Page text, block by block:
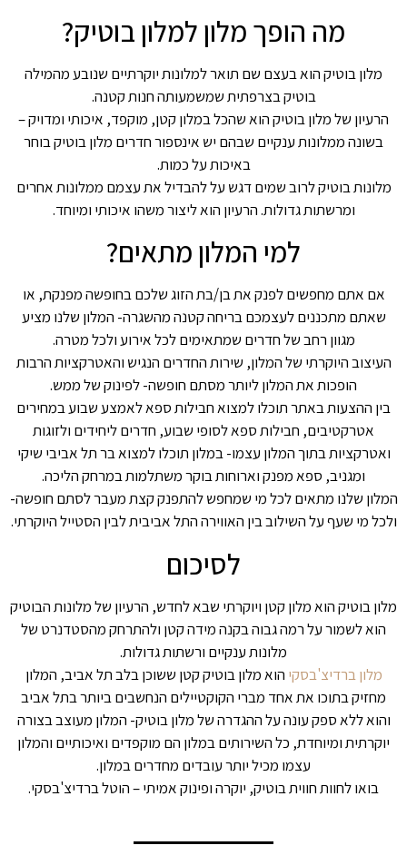
מה הופך מלון למלון בוטיק?
מלון בוטיק הוא בעצם שם תואר למלונות יוקרתיים שנובע מהמילה
בוטיק בצרפתית שמשמעותה חנות קטנה.
הרעיון של מלון בוטיק הוא שהכל במלון קטן, מוקפד, איכותי ומדויק –
בשונה ממלונות ענקיים שבהם יש אינספור חדרים מלון בוטיק בוחר
באיכות על כמות.
מלונות בוטיק לרוב שמים דגש על להבדיל את עצמם ממלונות אחרים
ומרשתות גדולות. הרעיון הוא ליצור משהו איכותי ומיוחד.
למי המלון מתאים?
אם אתם מחפשים לפנק את בן/בת הזוג שלכם בחופשה מפנקת, או
שאתם מתכננים לעצמכם בריחה קטנה מהשגרה- המלון שלנו מציע
מגוון רחב של חדרים שמתאימים לכל אירוע ולכל מטרה.
העיצוב היוקרתי של המלון, שירות החדרים הנגיש והאטרקציות הרבות
הופכות את המלון ליותר מסתם חופשה- לפינוק של ממש.
בין ההצעות באתר תוכלו למצוא חבילות ספא לאמצע שבוע במחירים
אטרקטיבים, חבילות ספא לסופי שבוע, חדרים ליחידים ולזוגות
ואטרקציות בתוך המלון עצמו- במלון תוכלו למצוא בר תל אביבי שיקי
ומגניב, ספא מפנק וארוחות בוקר משתלמות במרחק הליכה.
המלון שלנו מתאים לכל מי שמחפש להתפנק קצת מעבר לסתם חופשה-
ולכל מי שעף על השילוב בין האווירה התל אביבית לבין הסטייל היוקרתי.
לסיכום
מלון בוטיק הוא מלון קטן ויוקרתי שבא לחדש, הרעיון של מלונות הבוטיק
הוא לשמור על רמה גבוה בקנה מידה קטן ולהתרחק מהסטדנרט של
מלונות ענקיים ורשתות גדולות.
מלון ברדיצ'בסקי הוא מלון בוטיק קטן ששוכן בלב תל אביב, המלון
מחזיק בתוכו את אחד מברי הקוקטיילים הנחשבים ביותר בתל אביב
והוא ללא ספק עונה על ההגדרה של מלון בוטיק- המלון מעוצב בצורה
יוקרתית ומיוחדת, כל השירותים במלון הם מוקפדים ואיכותיים והמלון
עצמו מכיל יותר עובדים מחדרים במלון.
בואו לחוות חווית בוטיק, יוקרה ופינוק אמיתי – הוטל ברדיצ'בסקי.